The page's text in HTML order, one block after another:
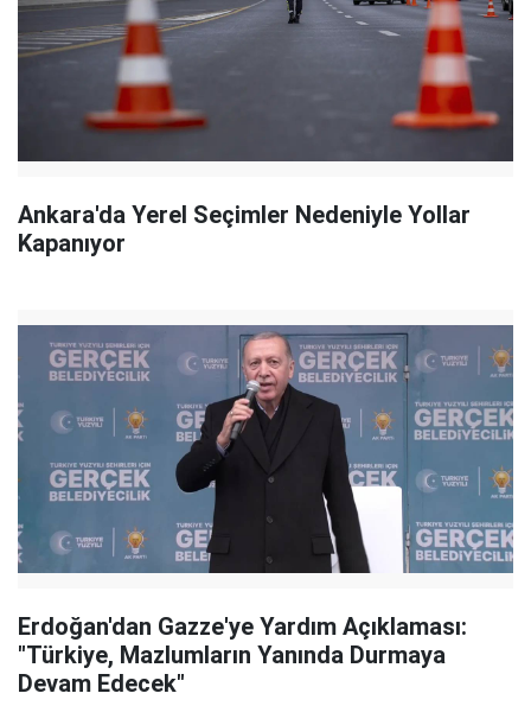
Ankara'da Yerel Seçimler Nedeniyle Yollar
Kapanıyor
Erdoğan'dan Gazze'ye Yardım Açıklaması:
"Türkiye, Mazlumların Yanında Durmaya
Devam Edecek"